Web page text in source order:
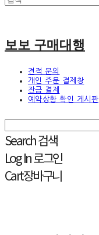
보보 구매대행
견적 문의
개인 주문 결제창
잔금 결제
예약상황 확인 게시판
Search검색
Log In로그인
Cart장바구니